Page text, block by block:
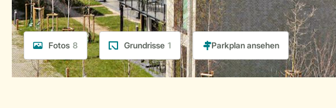
Fotos 8 Grundrisse 1